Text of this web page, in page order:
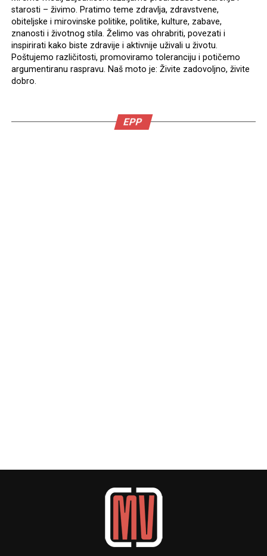
starosti – živimo. Pratimo teme zdravlja, zdravstvene,
obiteljske i mirovinske politike, politike, kulture, zabave,
znanosti i životnog stila. Želimo vas ohrabriti, povezati i
inspirirati kako biste zdravije i aktivnije uživali u životu.
Poštujemo različitosti, promoviramo toleranciju i potičemo
argumentiranu raspravu. Naš moto je: Živite zadovoljno, živite
dobro.
EPP